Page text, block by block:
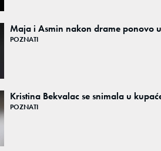
Maja i Asmin nakon drame ponovo
POZNATI
Kristina Bekvalac se snimala u
POZNATI